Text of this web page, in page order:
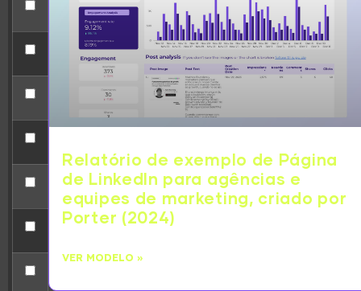
[ 5d0bc ]
[ 5e125 ]
[ 8e85f ]
[ wp-admin ]
Relatório de exemplo de Página
de LinkedIn para agências e
equipes de marketing, criado por
Porter (2024)
VER MODELO »